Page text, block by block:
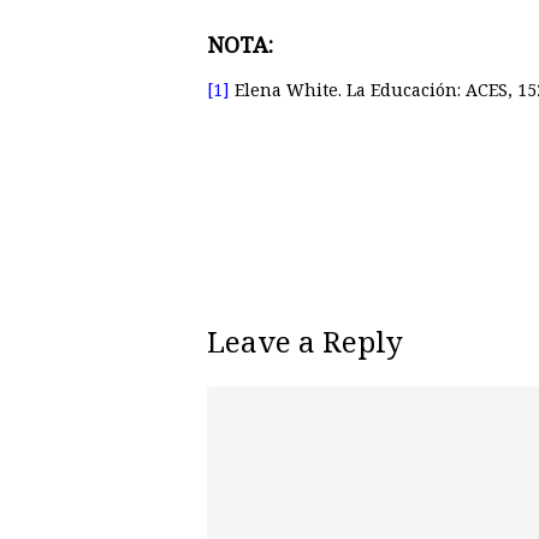
NOTA:
[1] Elena White. La Educación: ACES,
Leave a Reply